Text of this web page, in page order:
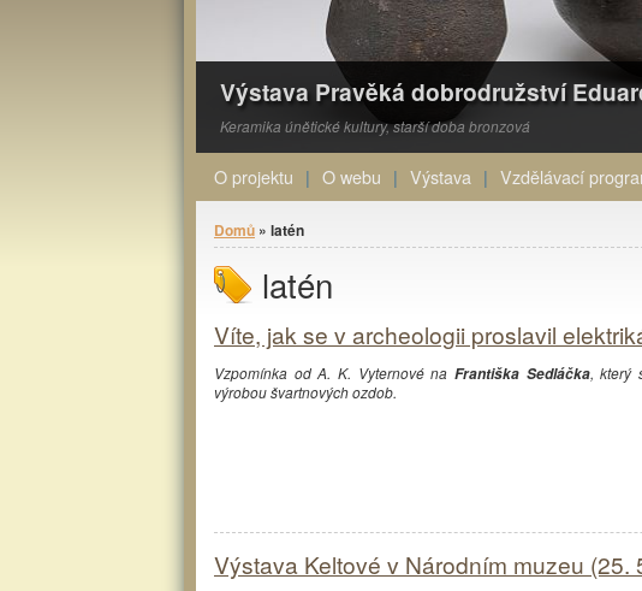
Výstava Pravěká dobrodružství
Keramika únětické kultury, starší doba bronzová
O projektu O webu Výstava Vzdělávací
Jste zde
Domů » latén
latén
Víte, jak se v archeologii proslavil
Vzpomínka od A. K. Vyternové na Františka Sedláčka, který
výrobou švartnových ozdob.
Výstava Keltové v Národním muzeu (25.